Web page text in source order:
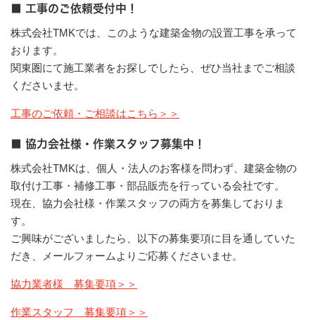
■ 工事のご依頼受付中！
株式会社TMKでは、このような建築金物の設置工事を承って
おります。
関東圏にて施工業者をお探しでしたら、ぜひ当社までご相談
くださいませ。
工事のご依頼・ご相談はこちら＞＞
■ 協力会社様・作業スタッフ募集中！
株式会社TMKは、個人・法人のお客様を問わず、建築金物の
取付け工事・補修工事・部品販売を行っている会社です。
現在、協力会社様・作業スタッフの両方を募集しておりま
す。
ご興味がございましたら、以下の募集要項に目を通していた
だき、メールフォームよりご応募くださいませ。
協力業者様 募集要項＞＞
作業スタッフ 募集要項＞＞